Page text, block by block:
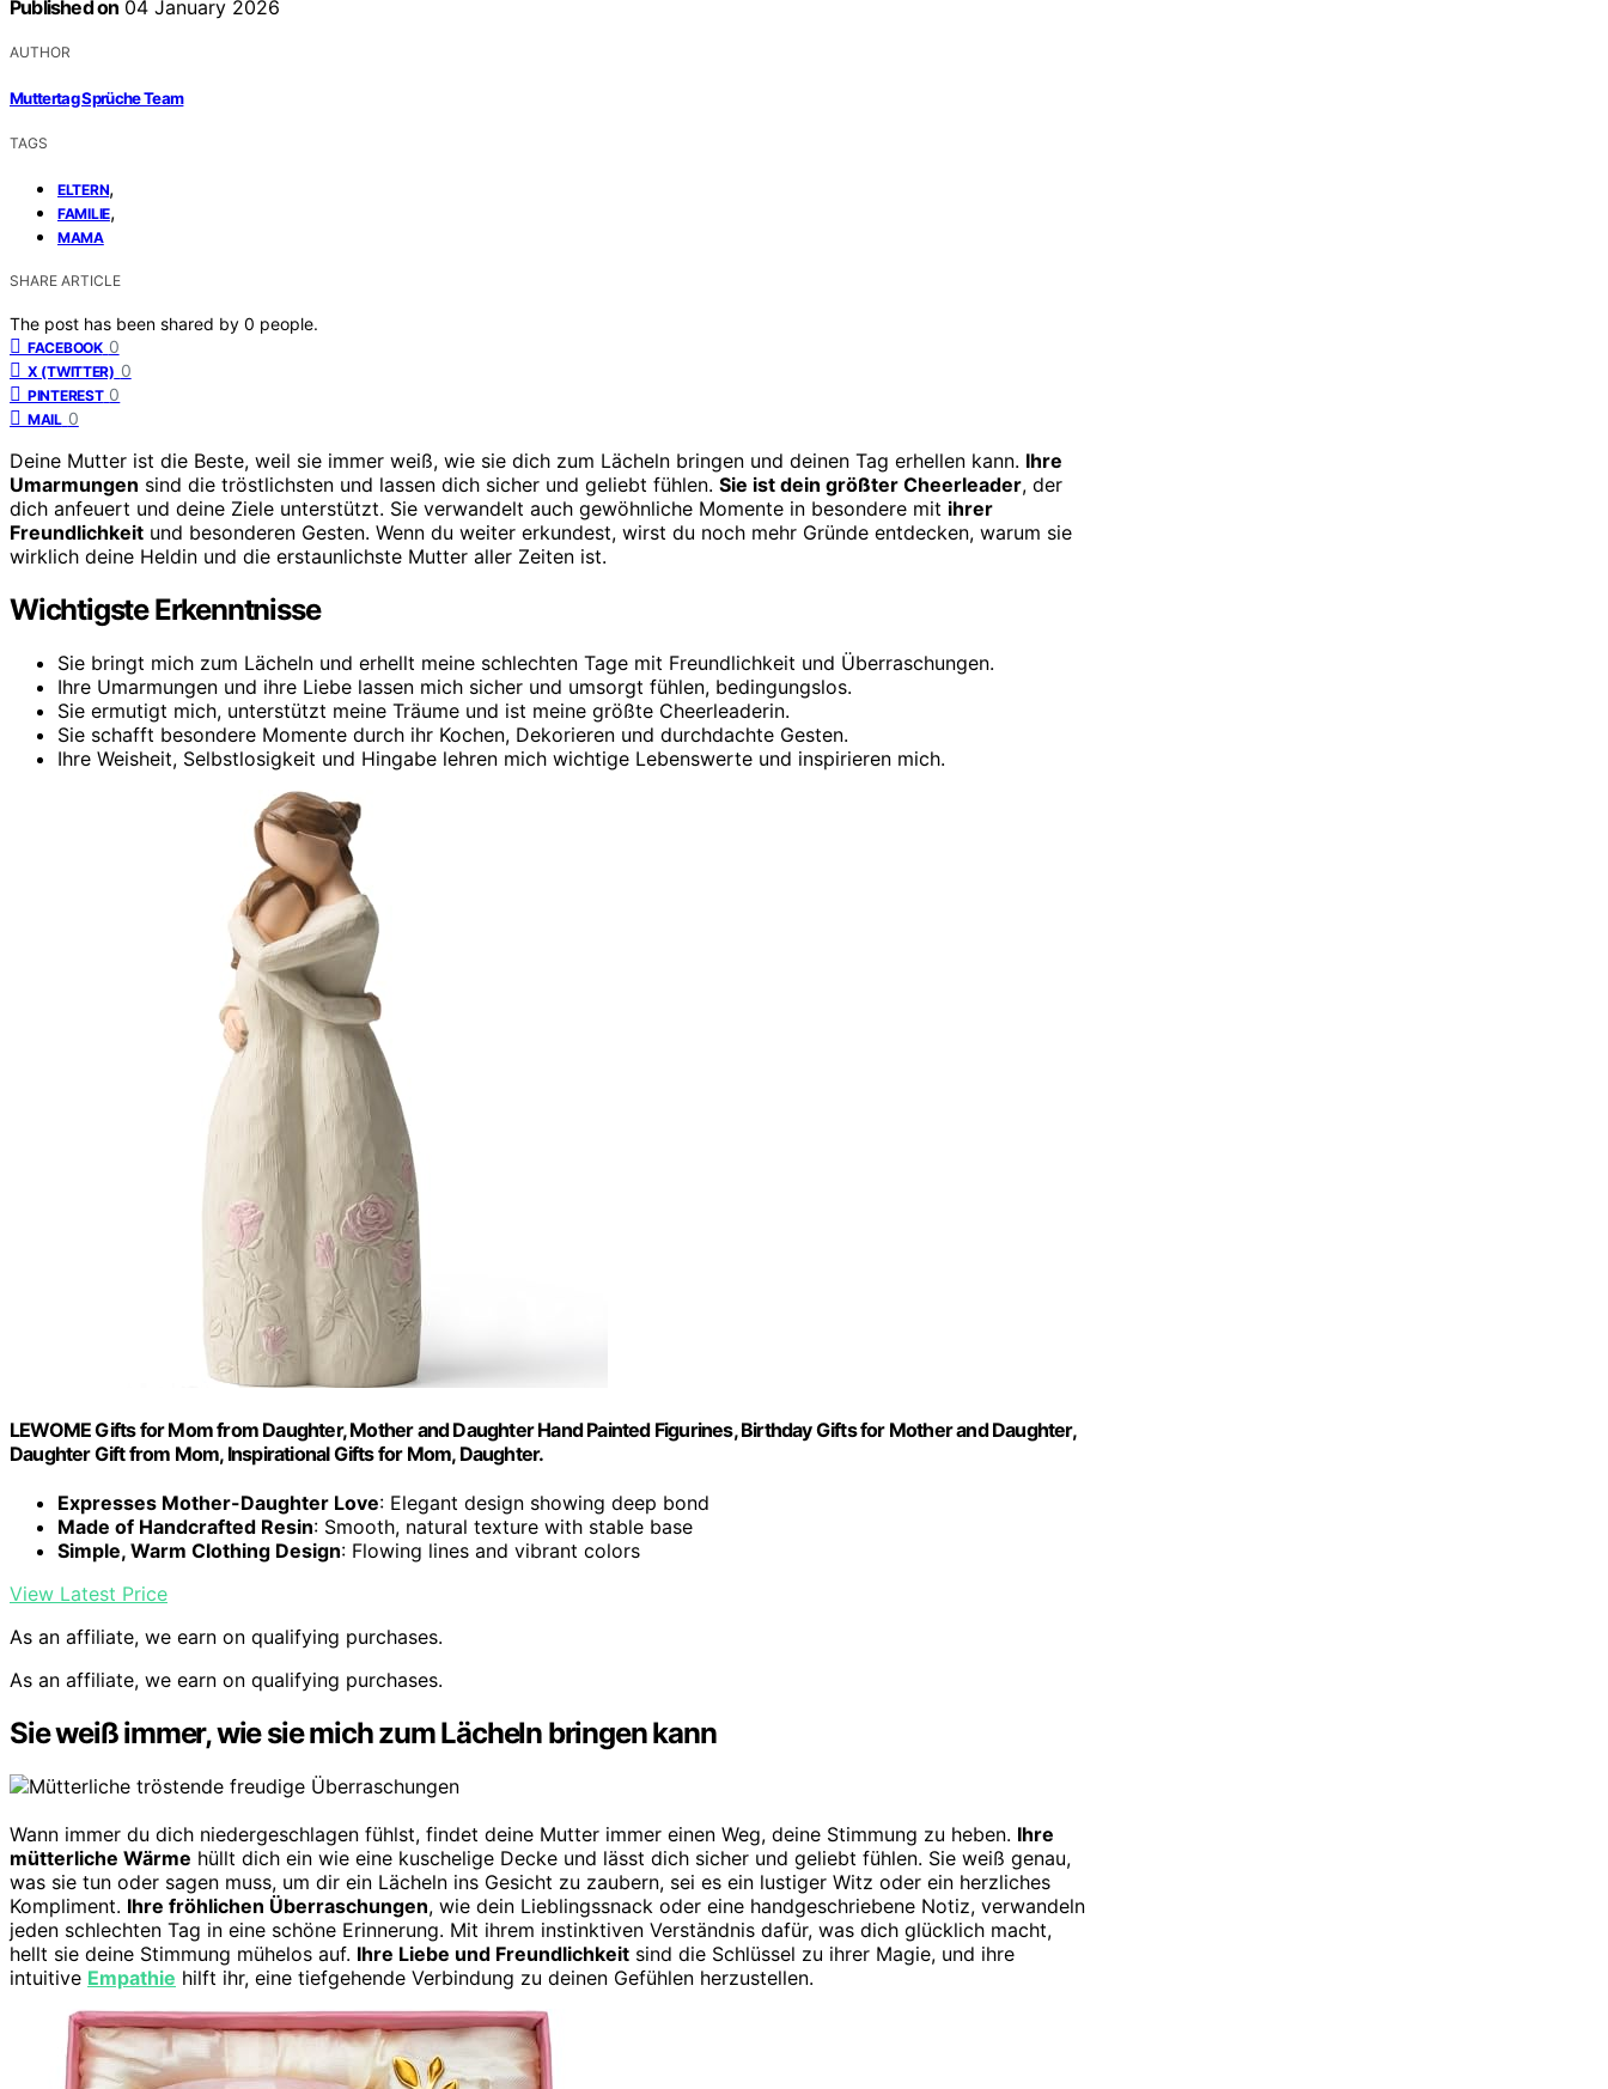
Published on 04 January 2026
AUTHOR
Muttertag Sprüche Team
TAGS
ELTERN,
FAMILIE,
MAMA
SHARE ARTICLE
The post has been shared by 0 people.
FACEBOOK 0
X (TWITTER) 0
PINTEREST 0
MAIL 0
Deine Mutter ist die Beste, weil sie immer weiß, wie sie dich zum Lächeln bringen und deinen Tag erhellen kann. Ihre
Umarmungen sind die tröstlichsten und lassen dich sicher und geliebt fühlen. Sie ist dein größter Cheerleader, der
dich anfeuert und deine Ziele unterstützt. Sie verwandelt auch gewöhnliche Momente in besondere mit ihrer
Freundlichkeit und besonderen Gesten. Wenn du weiter erkundest, wirst du noch mehr Gründe entdecken, warum sie
wirklich deine Heldin und die erstaunlichste Mutter aller Zeiten ist.
Wichtigste Erkenntnisse
Sie bringt mich zum Lächeln und erhellt meine schlechten Tage mit Freundlichkeit und Überraschungen.
Ihre Umarmungen und ihre Liebe lassen mich sicher und umsorgt fühlen, bedingungslos.
Sie ermutigt mich, unterstützt meine Träume und ist meine größte Cheerleaderin.
Sie schafft besondere Momente durch ihr Kochen, Dekorieren und durchdachte Gesten.
Ihre Weisheit, Selbstlosigkeit und Hingabe lehren mich wichtige Lebenswerte und inspirieren mich.
LEWOME Gifts for Mom from Daughter, Mother and Daughter Hand Painted Figurines, Birthday Gifts for Mother and Daughter,
Daughter Gift from Mom, Inspirational Gifts for Mom, Daughter.
Expresses Mother-Daughter Love: Elegant design showing deep bond
Made of Handcrafted Resin: Smooth, natural texture with stable base
Simple, Warm Clothing Design: Flowing lines and vibrant colors
View Latest Price
As an affiliate, we earn on qualifying purchases.
As an affiliate, we earn on qualifying purchases.
Sie weiß immer, wie sie mich zum Lächeln bringen kann
Wann immer du dich niedergeschlagen fühlst, findet deine Mutter immer einen Weg, deine Stimmung zu heben. Ihre
mütterliche Wärme hüllt dich ein wie eine kuschelige Decke und lässt dich sicher und geliebt fühlen. Sie weiß genau,
was sie tun oder sagen muss, um dir ein Lächeln ins Gesicht zu zaubern, sei es ein lustiger Witz oder ein herzliches
Kompliment. Ihre fröhlichen Überraschungen, wie dein Lieblingssnack oder eine handgeschriebene Notiz, verwandeln
jeden schlechten Tag in eine schöne Erinnerung. Mit ihrem instinktiven Verständnis dafür, was dich glücklich macht,
hellt sie deine Stimmung mühelos auf. Ihre Liebe und Freundlichkeit sind die Schlüssel zu ihrer Magie, und ihre
intuitive Empathie hilft ihr, eine tiefgehende Verbindung zu deinen Gefühlen herzustellen.